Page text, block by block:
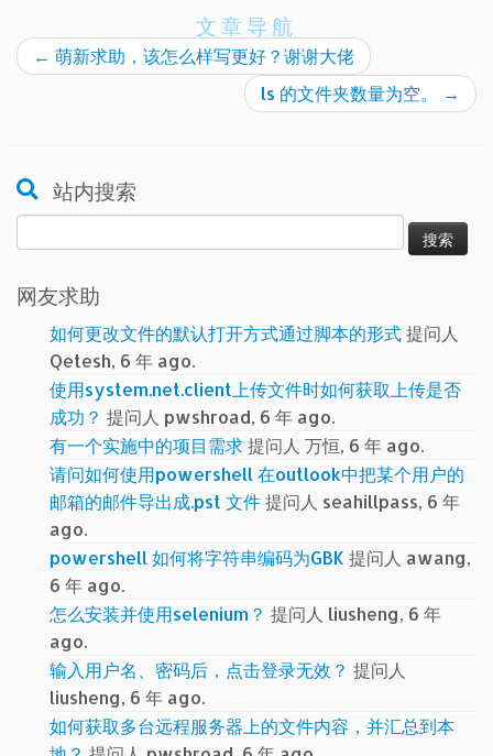
文章导航
← 萌新求助，该怎么样写更好？谢谢大佬
ls 的文件夹数量为空。
→
站内搜索
索：
网友求助
如何更改文件的默认打开方式通过脚本的形式提问人
Qetesh, 6 年 ago.
使用system.net.client上传文件时如何获取上传是否
成功？ 提问人 pwshroad, 6 年 ago.
有一个实施中的项目需求提问人 万恒, 6 年 ago.
请问如何使用powershell 在outlook中把某个用户的
邮箱的邮件导出成.pst 文件提问人 seahillpass, 6 年
ago.
powershell 如何将字符串编码为GBK 提问人 awang,
6 年 ago.
怎么安装并使用selenium？ 提问人 liusheng, 6 年
ago.
输入用户名、密码后，点击登录无效？ 提问人
liusheng, 6 年 ago.
如何获取多台远程服务器上的文件内容，并汇总到本